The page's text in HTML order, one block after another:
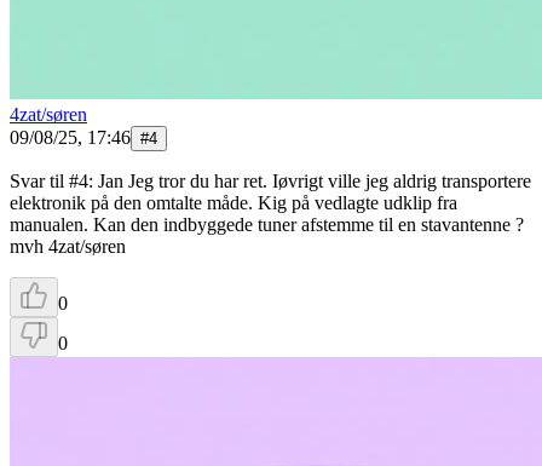
4zat/søren
09/08/25, 17:46 #4
Svar til #4: Jan Jeg tror du har ret. Iøvrigt ville jeg aldrig transportere
elektronik på den omtalte måde. Kig på vedlagte udklip fra
manualen. Kan den indbyggede tuner afstemme til en stavantenne ?
mvh 4zat/søren
0
0